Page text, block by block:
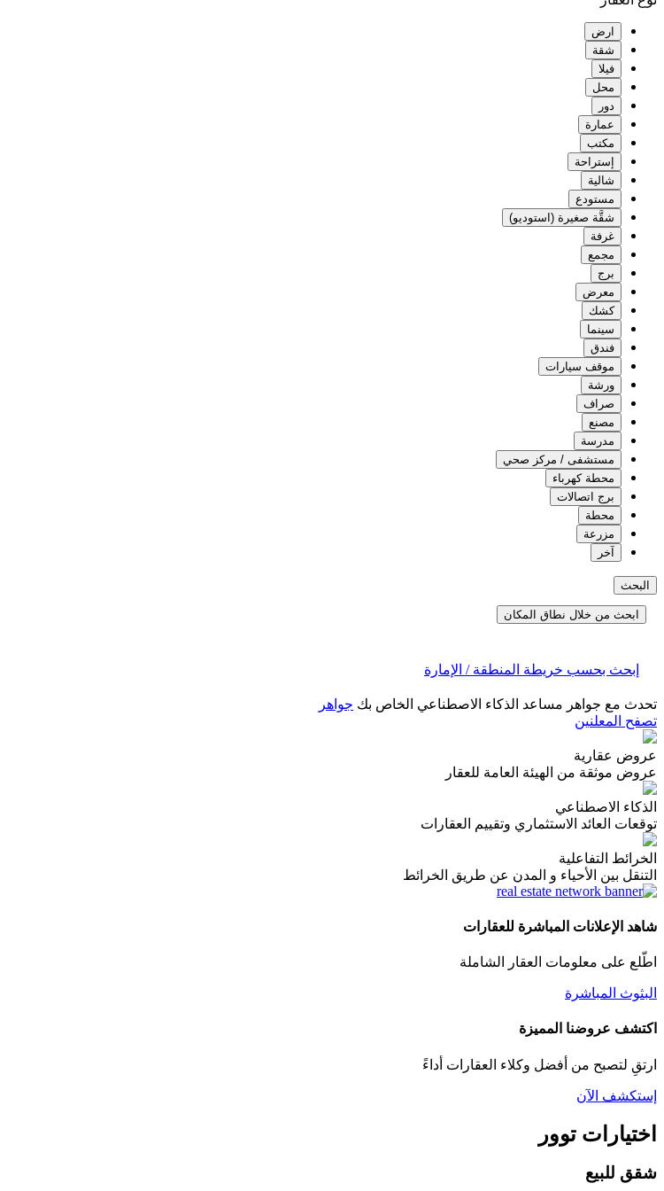
ارض
شقة
فيلا
محل
دور
عمارة
مكتب
إستراحة
شالية
مستودع
شقَّة صغيرة (استوديو)
غرفة
مجمع
برج
معرض
كشك
سينما
فندق
موقف سيارات
ورشة
صراف
مصنع
مدرسة
مستشفى / مركز صحي
محطة كهرباء
برج اتصالات
محطة
مزرعة
آخر
البحث
ابحث من خلال نطاق المكان
إبحث بحسب خريطة المنطقة / الإمارة
تحدث مع جواهر مساعد الذكاء الاصطناعي الخاص بك جواهر
تصفح المعلنين
عروض عقارية
عروض موثقة من الهيئة العامة للعقار
الذكاء الاصطناعي
توقعات العائد الاستثماري وتقييم العقارات
الخرائط التفاعلية
التنقل بين الأحياء و المدن عن طريق الخرائط
شاهد الإعلانات المباشرة للعقارات
اطّلع على معلومات العقار الشاملة
البثوث المباشرة
اكتشف عروضنا المميزة
ارتقِ لتصبح من أفضل وكلاء العقارات أداءً
إستكشف الآن
اختيارات توور
شقق للبيع